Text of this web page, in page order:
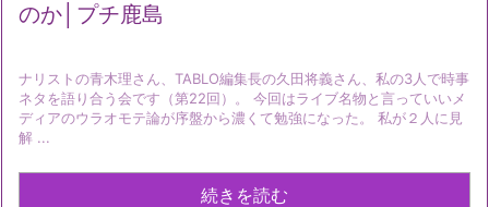
のか│プチ鹿島
ナリストの青木理さん、TABLO編集長の久田将義さん、私の3人で時事
ネタを語り合う会です（第22回）。 今回はライブ名物と言っていいメ
ディアのウラオモテ論が序盤から濃くて勉強になった。 私が２人に見
解 ...
続きを読む